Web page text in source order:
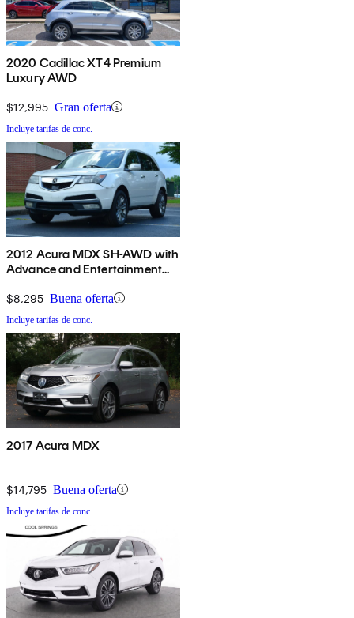
2020 Cadillac XT4 Premium
Luxury AWD
$12,995 Gran oferta
Incluye tarifas de conc.
2012 Acura MDX SH-AWD with
Advance and Entertainment
$8,295 Buena oferta
Incluye tarifas de conc.
2017 Acura MDX
$14,795 Buena oferta
Incluye tarifas de conc.